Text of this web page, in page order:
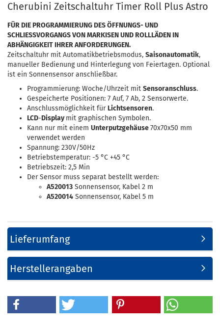
Cherubini Zeitschaltuhr Timer Roll Plus Astro
FÜR DIE PROGRAMMIERUNG DES ÖFFNUNGS- UND
SCHLIESSVORGANGS VON MARKISEN UND ROLLLÄDEN IN
ABHÄNGIGKEIT IHRER ANFORDERUNGEN.
Zeitschaltuhr mit Automatikbetriebsmodus, Saisonautomatik,
manueller Bedienung und Hinterlegung von Feiertagen. Optional
ist ein Sonnensensor anschließbar.
Programmierung: Woche/Uhrzeit mit Sensoranschluss.
Gespeicherte Positionen: 7 Auf, 7 Ab, 2 Sensorwerte.
Anschlussmöglichkeit für Lichtsensoren.
LCD-Displaymit graphischen Symbolen.
Kann nur mit einem Unterputzgehäuse70x70x50 mm
verwendet werden
Spannung: 230V/50Hz
Betriebstemperatur: -5 °C +45 °C
Betriebszeit: 2,5 Min
Der Sensor muss separat bestellt werden:
A520013 Sonnensensor, Kabel 2 m
A520014 Sonnensensor, Kabel 5 m
Lieferumfang
Herstellerangaben